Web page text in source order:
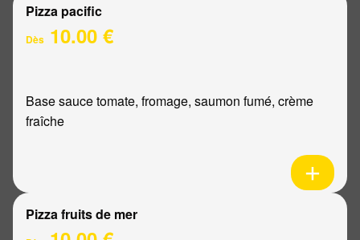
Pizza pacific
Dès 10.00 €
Base sauce tomate, fromage, saumon fumé, crème
fraîche
Pizza fruits de mer